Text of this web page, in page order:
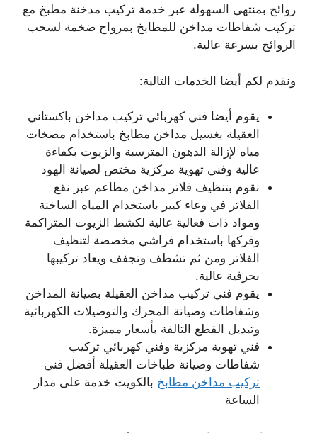
روائح بمنتهى السهولة عبر خدمة تركيب مدخنة مطبخ مع
تركيب شفاطات مداخن للمطابخ بمرواح ضخمة لسحب
الروائح بسرعة عالية.
ونقدم لكم أيضا الخدمات التالية:
يقوم أيضا فني كهربائي تركيب مداخن باكستاني
العقيلة بغسيل مداخن مطابخ باستخدام مضخات
مياه لإزالة الدهون المترسبة والزيوت بكفاءة
عالية وفني تهوية مركزية مختص لصيانة الهود
نقوم بتنظيف فلاتر مداخن مطاعم عبر نقع
الفلاتر في وعاء كبير باستخدام المياه الساخنة
ومواد ذات فعالية عالية لكشط الزيوت المتراكمة
وفركها باستخدام فراشي مخصصة لتنظيف
الفلاتر ومن ثم تشطف وتجفف ويعاد تركيبها
بحرفية عالية.
يقوم فني تركيب مداخن العقيلة بصيانة المداخن
وشفاطات وصيانة المحرك والتوصيلات الكهربائية
وتبديل القطع التالفة بأسعار مميزة.
فني تهوية مركزية وفني كهربائي تركيب
شفاطات وصيانة طباخات العقيلة أفضل فني
تركيب مداخن مطابخ بالكويت خدمة على مدار
الساعة